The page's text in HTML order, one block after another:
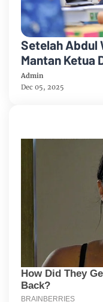
Setelah Abdul
Mantan Ketua
Admin
Dec 05, 2025